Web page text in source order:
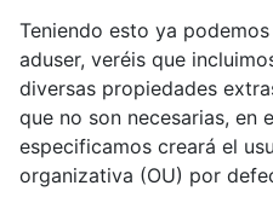
Teniendo esto ya
aduser, veréis que
diversas propiedades
que no son necesarias, en
especificamos creará el
organizativa (OU) por